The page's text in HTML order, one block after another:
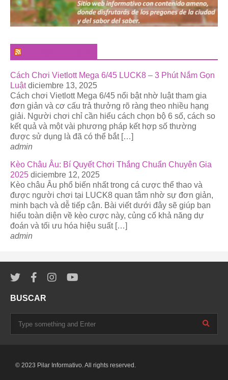
Cách Chơi Vietlott Mega 6/45 LUCK8 – 3 Phút Nắm Gọn
Luật diciembre 13, 2025
Cách chơi Vietlott Mega 6/45 nổi bật nhờ luật tham gia
đơn giản và cơ cấu trả thưởng rõ ràng theo nhiều hạng
giải. Người chơi chỉ cần hiểu cách chọn bộ 6 số, cách so
kết quả và một vài phương pháp kết hợp số thường
được sử dụng là đã có thể bắt […]
admin
Kèo Châu Âu: Bí Quyết Chơi Thắng Chuẩn Chuyên Gia
2025 diciembre 12, 2025
Kèo châu Âu phổ biến nhất trong cá cược thể thao và
được người chơi tại LUCK8 quan tâm nhờ sự đơn giản,
minh bạch và dễ tiếp cận. Bài viết dưới đây sẽ giúp bạn
hiểu toàn diện về kèo cược này, củng cố khả năng dự
đoán và tối ưu hóa hiệu suất […]
admin
BUSCAR
© 2023 Pilar Informativo. All rights reserved.